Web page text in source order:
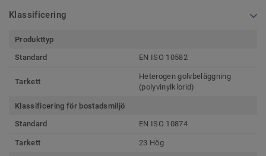
Klassificering
Produkttyp
Standard
EN ISO 10582
Tarkett
Heterogen golvbeläggning
(polyvinylklorid)
Klassificering för bostadsmiljö
Standard
EN ISO 10874
Tarkett 23 Hög